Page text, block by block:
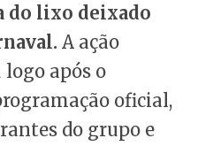
do lixo deixado
A ação
após o
oficial,
do grupo e